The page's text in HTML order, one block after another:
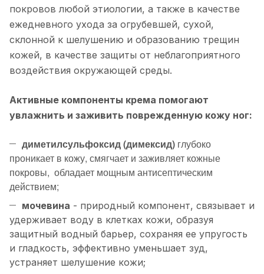
покровов любой этиологии, а также в качестве
ежедневного ухода за огрубевшей, сухой,
склонной к шелушению и образованию трещин
кожей, в качестве защиты от неблагоприятного
воздействия окружающей среды.
Активные компоненты крема помогают
увлажнить и заживить поврежденную кожу ног:
диметилсульфоксид (димексид) глубоко
проникает в кожу, смягчает и заживляет кожные
покровы, обладает мощным антисептическим
действием;
мочевина - природный компонент, связывает и
удерживает воду в клетках кожи, образуя
защитный водный барьер, сохраняя ее упругость
и гладкость, эффективно уменьшает зуд,
устраняет шелушение кожи;